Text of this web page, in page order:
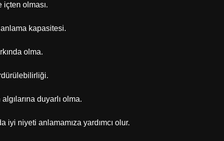
olması.
kapasitesi.
olma.
duyarlı olma.
niyeti anlamamıza yardımcı olur.